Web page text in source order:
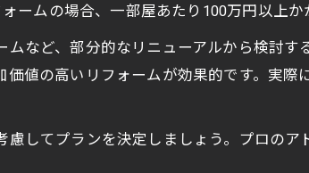
ムの場合、一部屋あたり100万円以上か
など、部分的なリニューアルから検討す
値の高いリフォームが効果的です。実際
してプランを決定しましょう。プロのア